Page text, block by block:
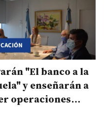
"El banco a la
y enseñarán a
operaciones